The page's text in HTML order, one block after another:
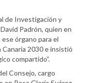
de Investigación y
Padrón, quien en
órgano para el
2030 e insistió
compartido”.
Consejo, cargo